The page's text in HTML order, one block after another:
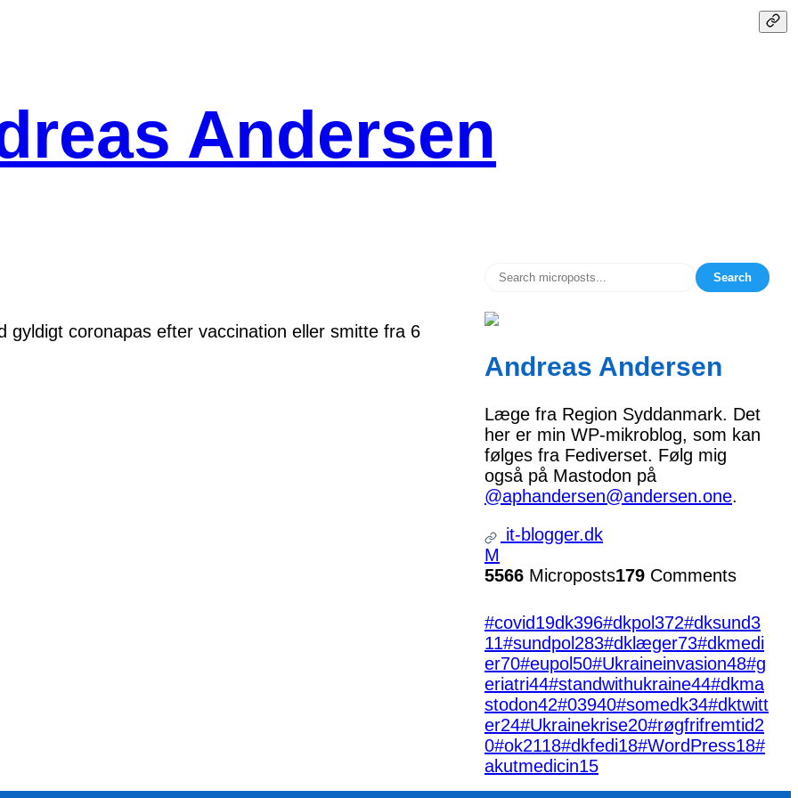
Andersen
gyldigt coronapas efter vaccination eller smitte fra 6
Search
Andreas Andersen
Læge fra Region Syddanmark. Det
her er min WP-mikroblog, som kan
følges fra Fediverset. Følg mig
også på Mastodon på
@aphandersen@andersen.one.
it-blogger.dk
M
5566 Microposts179 Comments
#covid19dk396#dkpol372#dksund3
11#sundpol 283#dklæger73#dkmedi
er70#eupol 50#Ukraineinvasion48#g
eriatri44#standwithukraine44#dkma
stodon42#03940#somedk34#dktwitt
er24#Ukrainekrise20#røgfrifremtid2
0#ok2118#dkfedi18#WordPress18#
akutmedicin15